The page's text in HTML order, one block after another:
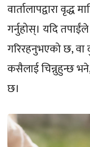
वार्तालापद्वारा वृद्ध
गर्नुहोस्। यदि
गरिरहनुभएको छ, वा
कसैलाई चिन्नुहुन्छ
छ।